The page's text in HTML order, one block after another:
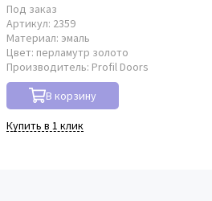
Под заказ
Артикул: 2359
Материал: эмаль
Цвет: перламутр золото
Производитель: Profil Doors
В корзину
Купить в 1 клик